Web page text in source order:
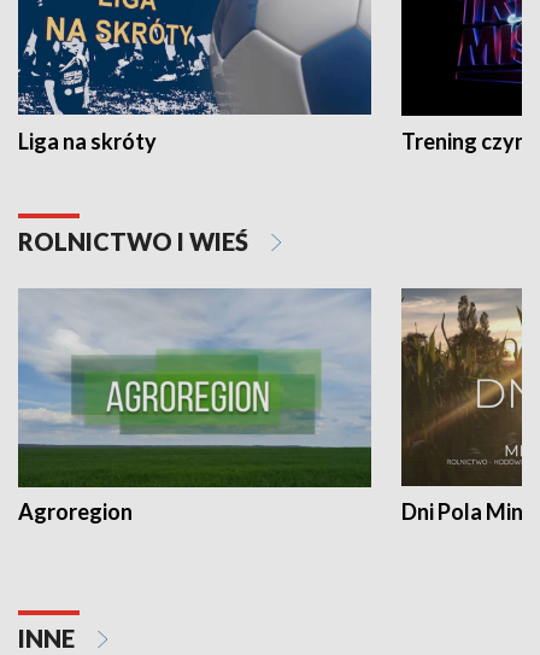
Liga na skróty Trening czyni
ROLNICTWO I WIEŚ
Agroregion Dni Pola
INNE